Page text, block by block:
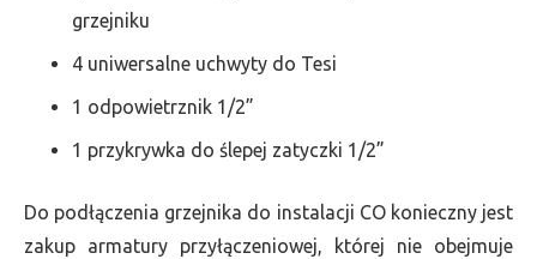
grzejniku
4 uniwersalne uchwyty do Tesi
1 odpowietrznik 1/2”
1 przykrywka do ślepej zatyczki 1/2”
Do podłączenia grzejnika do instalacji CO konieczny jest
zakup armatury przyłączeniowej, której nie obejmuje